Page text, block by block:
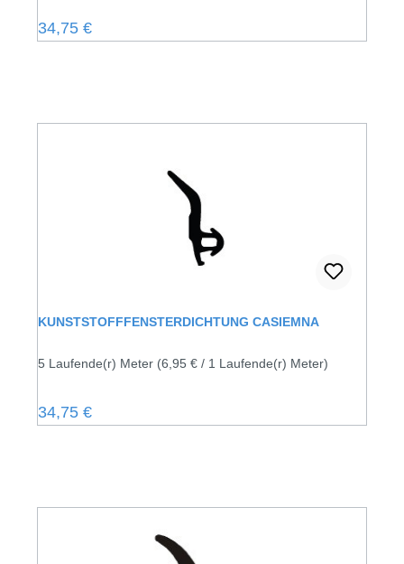
Regulärer Preis:
34,75 €
KUNSTSTOFFFENSTERDICHTUNG CASIEMNA
5 Laufende(r) Meter (6,95 € / 1 Laufende(r) Meter)
Regulärer Preis:
34,75 €